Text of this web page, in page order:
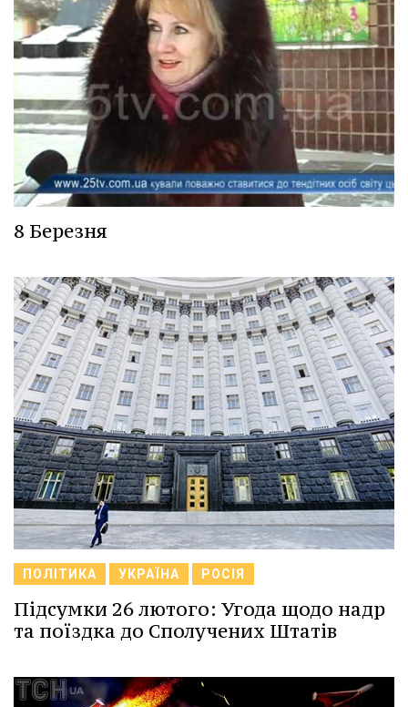
8 Березня
ПОЛІТИКА УКРАЇНА РОСІЯ
Підсумки 26 лютого: Угода щодо надр
та поїздка до Сполучених Штатів